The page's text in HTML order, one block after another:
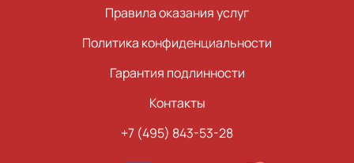
Правила оказания услуг
Политика конфиденциальности
Гарантия подлинности
Контакты
+7 (495) 843-53-28